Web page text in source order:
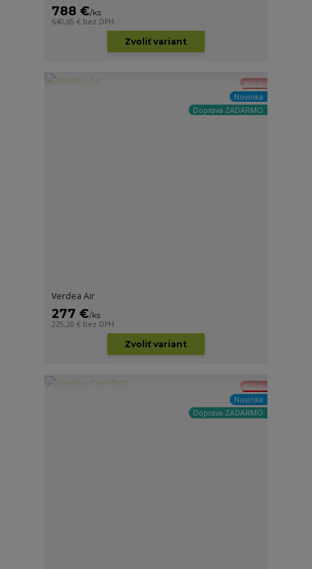
788 €/ks
640,65 € bez DPH
Zvoliť variant
Akcia
Novinka
Doprava ZADARMO
Verdea Air
277 €/ks
225,20 € bez DPH
Zvoliť variant
Akcia
Novinka
Doprava ZADARMO